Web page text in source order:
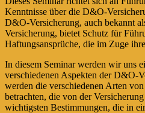
Kenntnisse über die D&O-
D&O-Versicherung, auch bekannt
Versicherung, bietet Schutz für
Haftungsansprüche, die im Zuge
In diesem Seminar werden wir uns
verschiedenen Aspekten der D&O-
werden die verschiedenen Arten
betrachten, die von der
wichtigsten Bestimmungen, die in